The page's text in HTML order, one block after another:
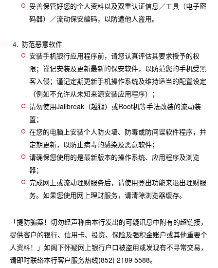
妥善保管好您的个人资料以及双重认证信息／工具（电子密
码器）／流动保安编码，以防遭他人盗用。
防范恶意软件
安装手机银行应用程序前，请您认真评估其要求授予的权
限；谨记安装及更新最新的保安软件，以防范您的手机受黑
客入侵；谨记定期更新手机操作系统及维持适当的配置设定
（例如不允许从未知来源安装应用程序）；
请勿使用Jailbreak（越狱）或Root机等手法改装的流动装
置；
在您的电脑上安装个人防火墙、防毒或防间谍软件程序，并
定期更新，以防止病毒的感染及恶意软件；
请确保您使用的是最新版本的操作系统、应用程序及浏览
器；
完成网上或流动理财服务后，请使用登出功能来退出理财服
务。如果您使用网上理财服务，请清除浏览器缓存。
「提防骗案！切勿经声称由本行发出的可疑讯息中附有的超链接，
提供客户的银行、信用卡、投资、保险及强积金账户或其他重要个
人资料！」如阁下怀疑网上银行户口被盗用或发现有不寻常交易，
请即时联络本行客户服务热线(852) 2189 5588。